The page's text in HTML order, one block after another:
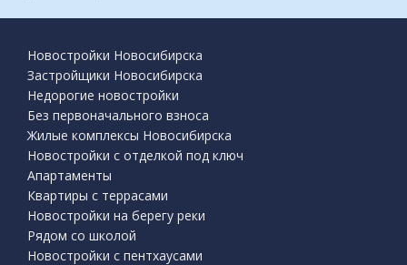
Новостройки Новосибирска
Застройщики Новосибирска
Недорогие новостройки
Без первоначального взноса
Жилые комплексы Новосибирска
Новостройки с отделкой под ключ
Апартаменты
Квартиры с террасами
Новостройки на берегу реки
Рядом со школой
Новостройки с пентхаусами